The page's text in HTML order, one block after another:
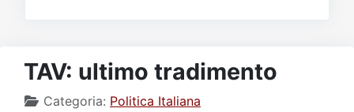
TAV: ultimo tradimento
Categoria: Politica Italiana